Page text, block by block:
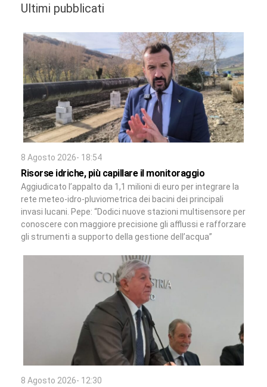
Ultimi pubblicati
8 Agosto 2026- 18:54
Risorse idriche, più capillare il monitoraggio
Aggiudicato l’appalto da 1,1 milioni di euro per integrare la
rete meteo-idro-pluviometrica dei bacini dei principali
invasi lucani. Pepe: “Dodici nuove stazioni multisensore per
conoscere con maggiore precisione gli afflussi e rafforzare
gli strumenti a supporto della gestione dell’acqua”
8 Agosto 2026- 12:30